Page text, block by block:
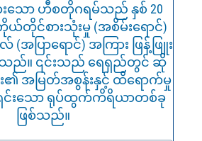
သော ဟီစတိုဂရမ်သည် နှစ် 20
တိုင်စားသုံးမှု (အစိမ်းရောင်)
ပြာရောင်) အကြား ဖြန့်ဖြူး
ည်။ ၎င်းသည် ရေရှည်တွင် ဆို
၏ အမြတ်အစွန်းနှင့် ထိရောက်မှု
ရှင်းသော ရုပ်ထွက်ကိရိယာတစ်ခု
ဖြစ်သည်။